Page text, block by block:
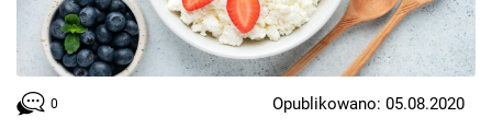
0 Opublikowano: 05.08.2020